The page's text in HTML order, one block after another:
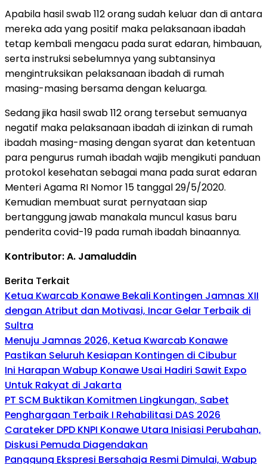
Apabila hasil swab 112 orang sudah keluar dan di antara
mereka ada yang positif maka pelaksanaan ibadah
tetap kembali mengacu pada surat edaran, himbauan,
serta instruksi sebelumnya yang subtansinya
mengintruksikan pelaksanaan ibadah di rumah
masing-masing bersama dengan keluarga.
Sedang jika hasil swab 112 orang tersebut semuanya
negatif maka pelaksanaan ibadah di izinkan di rumah
ibadah masing-masing dengan syarat dan ketentuan
para pengurus rumah ibadah wajib mengikuti panduan
protokol kesehatan sebagai mana pada surat edaran
Menteri Agama RI Nomor 15 tanggal 29/5/2020.
Kemudian membuat surat pernyataan siap
bertanggung jawab manakala muncul kasus baru
penderita covid-19 pada rumah ibadah binaannya.
Kontributor: A. Jamaluddin
Berita Terkait
Ketua Kwarcab Konawe Bekali Kontingen Jamnas XII
dengan Atribut dan Motivasi, Incar Gelar Terbaik di
Sultra
Menuju Jamnas 2026, Ketua Kwarcab Konawe
Pastikan Seluruh Kesiapan Kontingen di Cibubur
Ini Harapan Wabup Konawe Usai Hadiri Sawit Expo
Untuk Rakyat di Jakarta
PT SCM Buktikan Komitmen Lingkungan, Sabet
Penghargaan Terbaik I Rehabilitasi DAS 2026
Carateker DPD KNPI Konawe Utara Inisiasi Perubahan,
Diskusi Pemuda Diagendakan
Panggung Ekspresi Bersahaja Resmi Dimulai, Wabup